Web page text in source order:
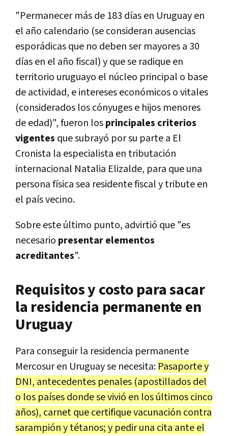
"Permanecer más de 183 días en Uruguay en
el año calendario (se consideran ausencias
esporádicas que no deben ser mayores a 30
días en el año fiscal) y que se radique en
territorio uruguayo el núcleo principal o base
de actividad, e intereses económicos o vitales
(considerados los cónyuges e hijos menores
de edad)", fueron losprincipales criterios
vigentes que subrayó por su parte a El
Cronista la especialista en tributación
internacional Natalia Elizalde, para que una
persona física sea residente fiscal y tribute en
el país vecino.
Sobre este último punto, advirtió que "es
necesario presentar elementos
acreditantes".
Requisitos y costo para sacar
la residencia permanente en
Uruguay
Para conseguir la residencia permanente
Mercosur en Uruguay se necesita: Pasaporte y
DNI, antecedentes penales (apostillados del
o los países donde se vivió en los últimos cinco
años), carnet que certifique vacunación contra
sarampión y tétanos; y pedir una cita ante el